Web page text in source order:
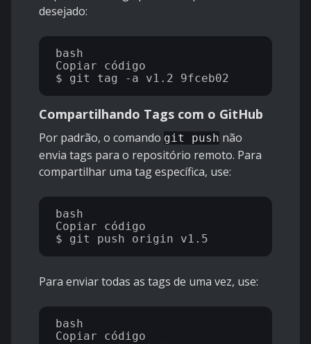
desejado:
bash
Copiar código
Compartilhando Tags com o GitHub
Por padrão, o comando git push não
envia tags para o repositório remoto. Para
compartilhar uma tag específica, use:
bash
Copiar código
Para enviar todas as tags de uma vez, use:
bash
Copiar código